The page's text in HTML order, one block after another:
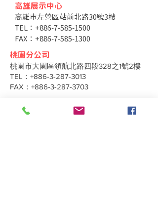
高雄展示中心
高雄市左營區站前北路30號3樓
TEL：+886-7-585-1500
FAX：+886-7-585-1300
桃園分公司
桃園市大園區領航北路四段328之1號2樓
TEL：+886-3-287-3013
FAX：+886-3-287-3703
台中市北區太原路二段66號3樓